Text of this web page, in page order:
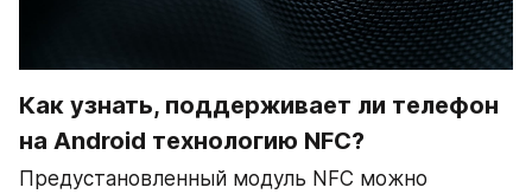
Как узнать, поддерживает ли телефон
на Android технологию NFC?
Предустановленный модуль NFC можно